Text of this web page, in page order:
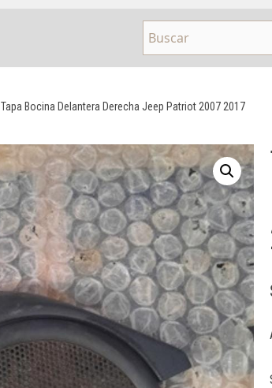
Tapa Bocina Delantera Derecha Jeep Patriot 2007 2017